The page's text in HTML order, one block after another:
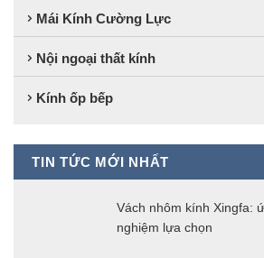
Mái Kính Cường Lực
Nội ngoại thất kính
Kính ốp bếp
TIN TỨC MỚI NHẤT
Vách nhôm kính Xingfa:
nghiệm lựa chọn